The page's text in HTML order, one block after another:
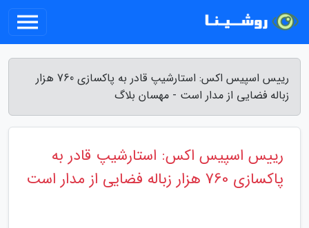
رییس اسپیس اکس: استارشیپ قادر به پاکسازی 760 هزار
زباله فضایی از مدار است - مهسان بلاگ
رییس اسپیس اکس: استارشیپ قادر به
پاکسازی 760 هزار زباله فضایی از مدار است